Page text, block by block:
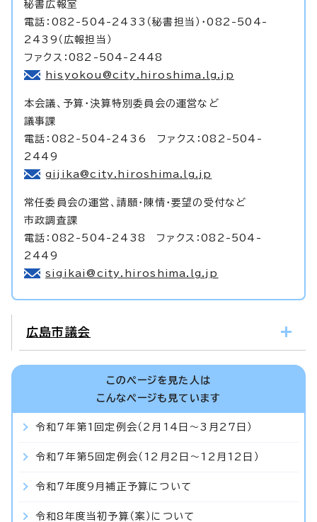
秘書広報室
電話：082-504-2433（秘書担当）・082-504-
2439（広報担当）
ファクス：082-504-2448
hisyokou@city.hiroshima.lg.jp
本会議、予算・決算特別委員会の運営など
議事課
電話：082-504-2436 ファクス：082-504-
2449
gijika@city.hiroshima.lg.jp
常任委員会の運営、請願・陳情・要望の受付など
市政調査課
電話：082-504-2438 ファクス：082-504-
2449
sigikai@city.hiroshima.lg.jp
広島市議会
このページを見た人は
こんなページも見ています
令和7年第1回定例会（2月14日～3月27日）
令和7年第5回定例会（12月2日～12月12日）
令和7年度9月補正予算について
令和8年度当初予算（案）について